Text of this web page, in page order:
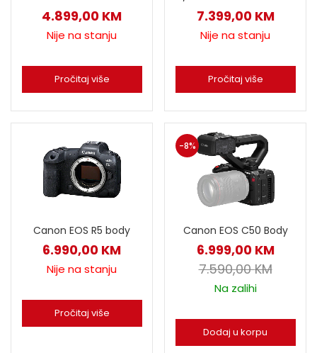
4.899,00 KM
Nije na stanju
Pročitaj više
7.399,00 KM
Nije na stanju
Pročitaj više
Canon EOS R5 body
6.990,00 KM
Nije na stanju
Pročitaj više
-8%
Canon EOS C50 Body
6.999,00 KM
7.590,00KM
Na zalihi
Dodaj u korpu